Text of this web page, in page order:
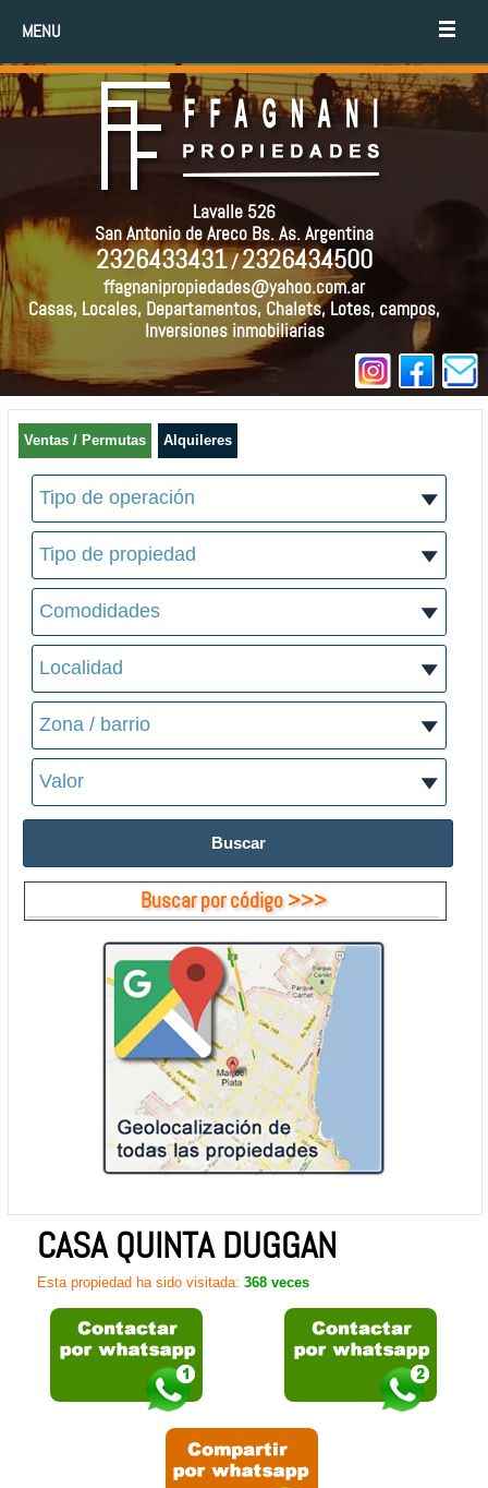
MENU
Lavalle 526
San Antonio de Areco Bs. As. Argentina
2326433431/2326434500
ffagnanipropiedades@yahoo.com.ar
Casas, Locales, Departamentos, Chalets, Lotes, campos,
Inversiones inmobiliarias
Ventas / Permutas Alquileres
Buscar por código >>>
CASA QUINTA DUGGAN
Esta propiedad ha sido visitada: 368 veces